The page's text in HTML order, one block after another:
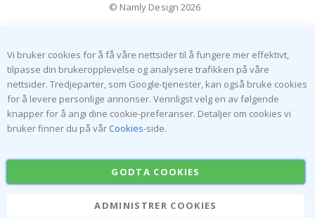
© Namly Design 2026
Vi bruker cookies for å få våre nettsider til å fungere mer effektivt,
tilpasse din brukeropplevelse og analysere trafikken på våre
nettsider. Tredjeparter, som Google-tjenester, kan også bruke cookies
for å levere personlige annonser. Vennligst velg en av følgende
knapper for å angi dine cookie-preferanser. Detaljer om cookies vi
bruker finner du på vår Cookies-side.
GODTA COOKIES
ADMINISTRER COOKIES